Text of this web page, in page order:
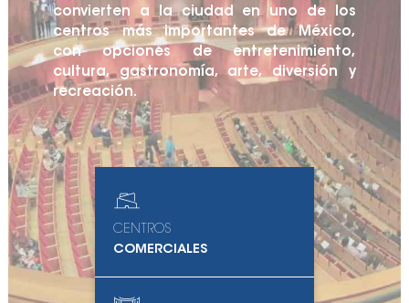
convierten a la ciudad en uno de los
centros más importantes de México,
con opciones de entretenimiento,
cultura, gastronomía, arte, diversión y
recreación.
CENTROS
COMERCIALES